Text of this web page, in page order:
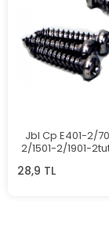
Jbl Cp E401-2/
2/1501-2/1901-
28,9 TL